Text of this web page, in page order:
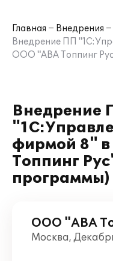
Главная
Внедрения
Внедрение ПП
ООО "АВА Топпинг
Внедрение
фирмой 8"
Топпинг
программы)
ООО "АВА
Москва,